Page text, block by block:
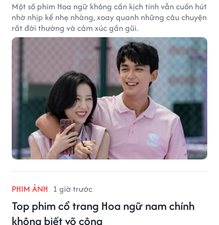
Một số phim Hoa ngữ không cần kịch tính vẫn cuốn hút
nhờ nhịp kể nhẹ nhàng, xoay quanh những câu chuyện
rất đời thường và cảm xúc gần gũi.
PHIM ẢNH 1 giờ trước
Top phim cổ trang Hoa ngữ nam chính
không biết võ công